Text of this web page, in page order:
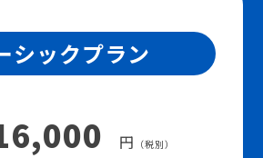
シックプラン
円 （税別）